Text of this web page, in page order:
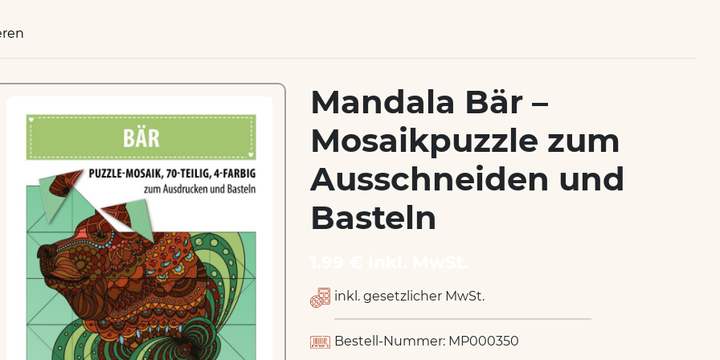
Mandala Bär –
Mosaikpuzzle zum
Ausschneiden und
Basteln
inkl. gesetzlicher MwSt.
Bestell-Nummer: MP000350